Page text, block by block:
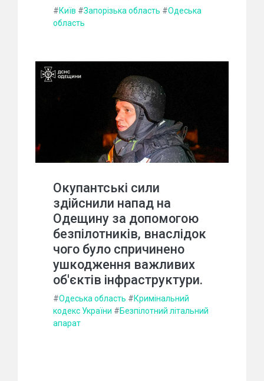
#Київ #Запорізька область #Одеська
область
Окупантські сили
здійснили напад на
Одещину за допомогою
безпілотників, внаслідок
чого було спричинено
ушкодження важливих
об'єктів інфраструктури.
#Одеська область #Кримінальний
кодекс України #Безпілотний літальний
апарат